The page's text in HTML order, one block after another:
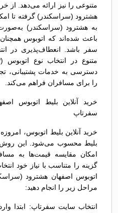
متنوعی را نیز ارائه می‌دهد. از
هشترود (سراسکندر) گرفته تا
به هشترود (سراسکندر) به‌صورت
باعث شده‌اند که اتوبوس
سفر باشد. انعطاف‌پذیری در
دسترسی به خدمات پشتیبانی،
را برای مسافران فراهم می‌کند.
خرید آنلاین بلیط اتوبوس
سفرتاپ
خرید آنلاین بلیط اتوبوس،
بلیط محسوب می‌شود. این روش
امکان مقایسه قیمت‌ها به
گزینه را متناسب با نیاز خود
اتوبوس اصفهان هشترود
مراحل زیر را انجام دهید:
انتخاب سایت سفرتاپ: ابتدا